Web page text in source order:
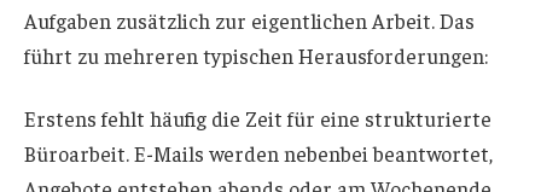
Aufgaben zusätzlich zur eigentlichen Arbeit. Das
führt zu mehreren typischen Herausforderungen:
Erstens fehlt häufig die Zeit für eine strukturierte
Büroarbeit. E-Mails werden nebenbei beantwortet,